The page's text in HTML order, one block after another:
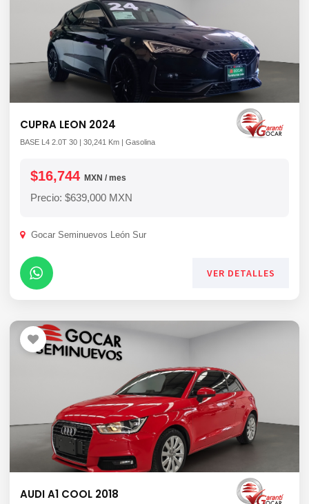
CUPRA LEON 2024
BASE L4 2.0T 30 | 30,241 Km | Gasolina
$16,744 MXN / mes
Precio: $639,000 MXN
Gocar Seminuevos León Sur
VER DETALLES
AUDI A1 COOL 2018